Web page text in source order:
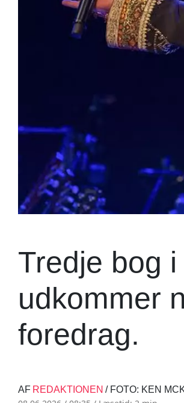
Tredje bog
udkommer
foredrag.
AF REDAKTIONEN / FOTO: KEN